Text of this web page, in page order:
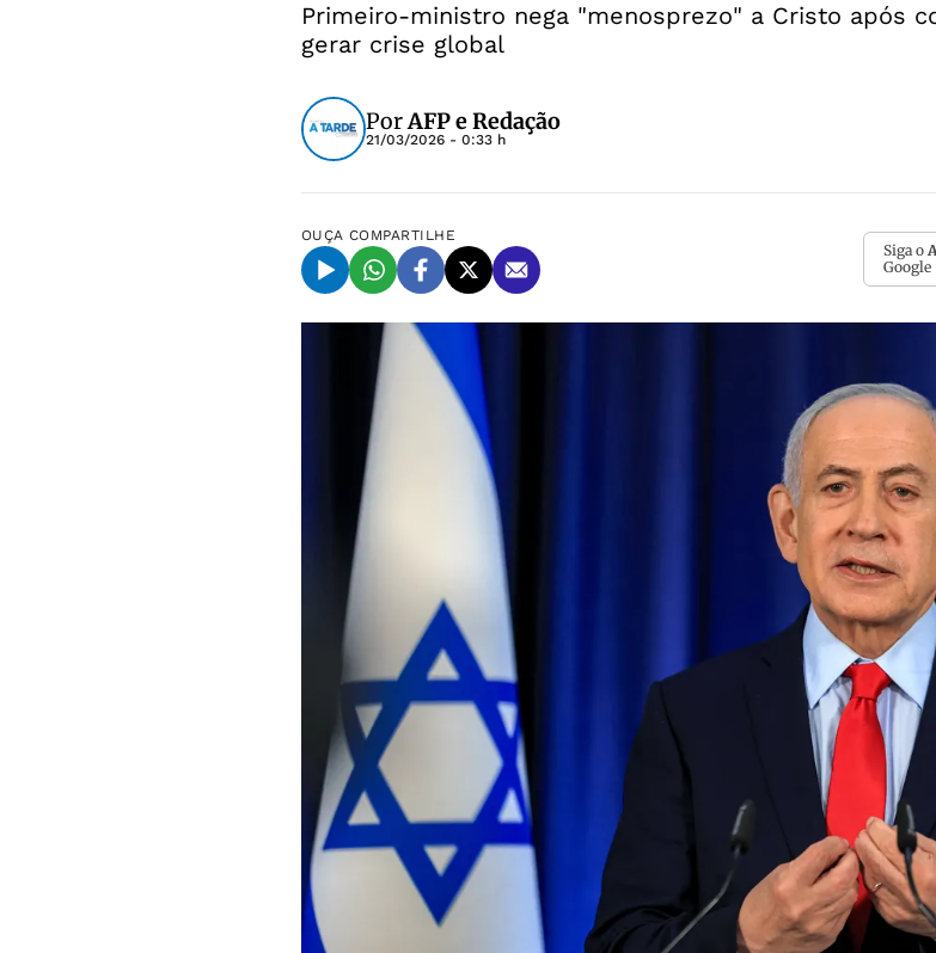
Primeiro-ministro nega "menosprezo" a Cristo após
gerar crise global
PorAFP e Redação
21/03/2026 - 0:33 h
OUÇA COMPARTILHE
Siga o
Google